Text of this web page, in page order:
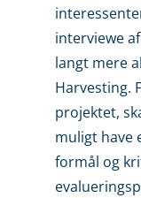
interviewe
langt mere
Harvesting.
projektet,
muligt have
formål og